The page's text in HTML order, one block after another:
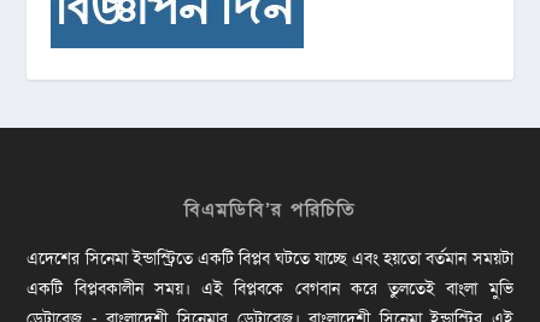
বিএমডিবি’র পরিচিতি
এদেশের সিনেমা ইন্ডাস্ট্রিতে একটি বিপ্লব ঘটতে যাচ্ছে এবং হয়তো বর্তমান সময়টা
একটি বিপ্লবকালীন সময়। এই বিপ্লবকে বেগবান করে তুলতেই বাংলা মুভি